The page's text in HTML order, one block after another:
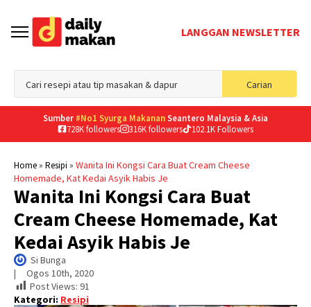
LANGGAN NEWSLETTER
Carian
for:
Sumber #No1 Syurga MakananSeantero Malaysia & Asia
728K followers
316K followers 102.1K Followers
Home» Resipi » Wanita Ini Kongsi Cara Buat Cream Cheese
Homemade, Kat Kedai Asyik Habis Je
Wanita Ini Kongsi Cara Buat
Cream Cheese Homemade, Kat
Kedai Asyik Habis Je
Si Bunga
| Ogos 10th, 2020
Post Views: 91
Kategori: Resipi